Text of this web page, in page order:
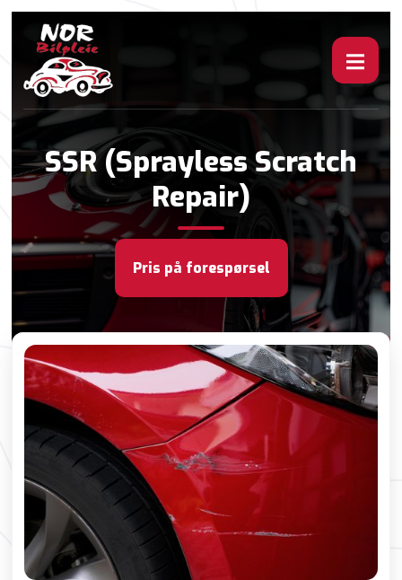
SSR (Sprayless Scratch
Repair)
Pris på forespørsel